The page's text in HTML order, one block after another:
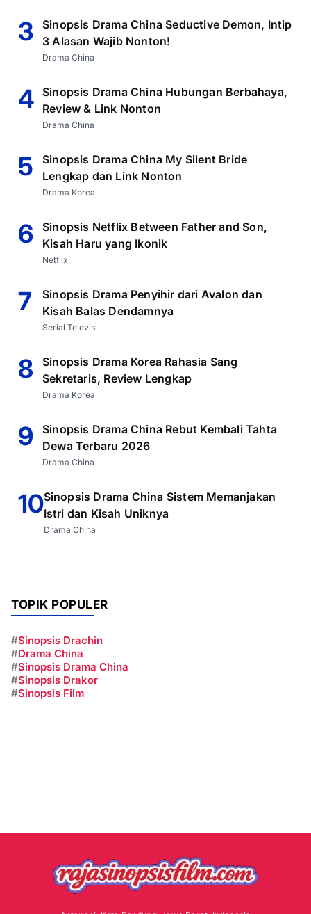
3
Sinopsis Drama China Seductive Demon, Intip
3 Alasan Wajib Nonton!
Drama China
4 Sinopsis Drama China Hubungan Berbahaya,
Review & Link Nonton
Drama China
5
Sinopsis Drama China My Silent Bride
Lengkap dan Link Nonton
Drama Korea
6
Sinopsis Netflix Between Father and Son,
Kisah Haru yang Ikonik
Netflix
7
Sinopsis Drama Penyihir dari Avalon dan
Kisah Balas Dendamnya
Serial Televisi
8
Sinopsis Drama Korea Rahasia Sang
Sekretaris, Review Lengkap
Drama Korea
9
Sinopsis Drama China Rebut Kembali Tahta
Dewa Terbaru 2026
Drama China
10Sinopsis Drama China Sistem Memanjakan
Istri dan Kisah Uniknya
Drama China
TOPIK POPULER
#Sinopsis Drachin
#Drama China
#Sinopsis Drama China
#Sinopsis Drakor
#Sinopsis Film